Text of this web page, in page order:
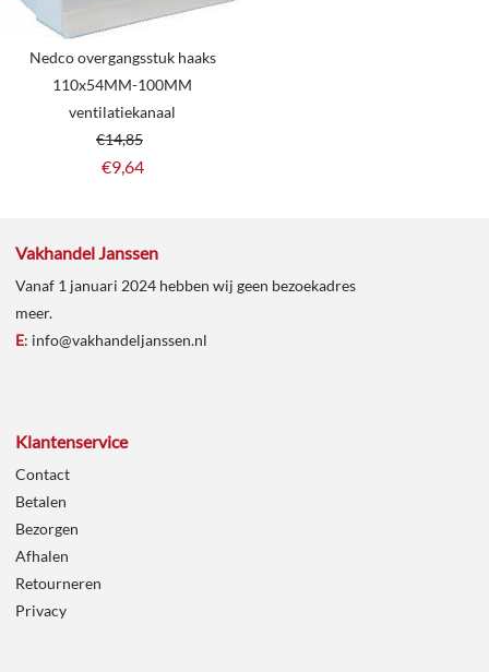
Nedco overgangsstuk haaks
110x54MM-100MM
ventilatiekanaal
€14,85
€9,64
Vakhandel Janssen
Vanaf 1 januari 2024 hebben wij geen bezoekadres
meer.
E: info@vakhandeljanssen.nl
Klantenservice
Contact
Betalen
Bezorgen
Afhalen
Retourneren
Privacy